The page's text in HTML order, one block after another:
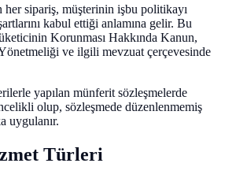
sipariş, müşterinin işbu politikayı
kabul ettiği anlamına gelir. Bu
Korunması Hakkında Kanun,
ve ilgili mevzuat çerçevesinde
yapılan münferit sözleşmelerde
olup, sözleşmede düzenlenmemiş
uygulanır.
Türleri